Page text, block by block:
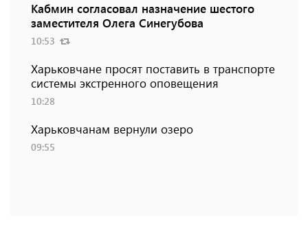
Кабмин согласовал назначение шестого
заместителя Олега Синегубова
10:53
Харьковчане просят поставить в транспорте
системы экстренного оповещения
10:28
Харьковчанам вернули озеро
09:55